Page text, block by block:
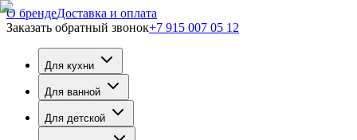
О брендеДоставка и оплата
Заказать обратный звонок+7 915 007 05 12
Для кухни
Для ванной
Для детской